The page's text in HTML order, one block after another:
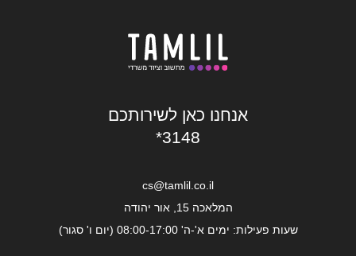
אנחנו כאן לשירותכם
*3148
cs@tamlil.co.il
המלאכה 15, אור יהודה
שעות פעילות: ימים א'-ה' 08:00-17:00 (יום ו' סגור)